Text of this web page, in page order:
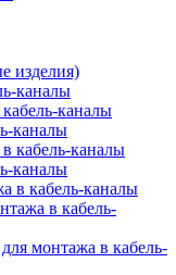
изделия)
каналы
каналы
каналы
кабель-каналы
каналы
в кабель-каналы
в кабель-
монтажа в кабель-